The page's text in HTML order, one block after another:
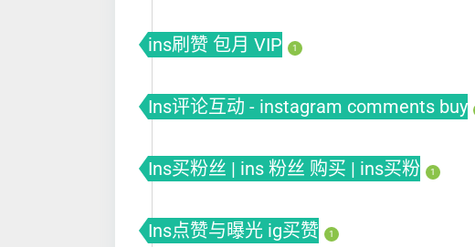
ins刷赞 包月 VIP 1
Ins评论互动 - instagram comments buy
Ins买粉丝 | ins 粉丝 购买 | ins买粉 1
Ins点赞与曝光 ig买赞 1